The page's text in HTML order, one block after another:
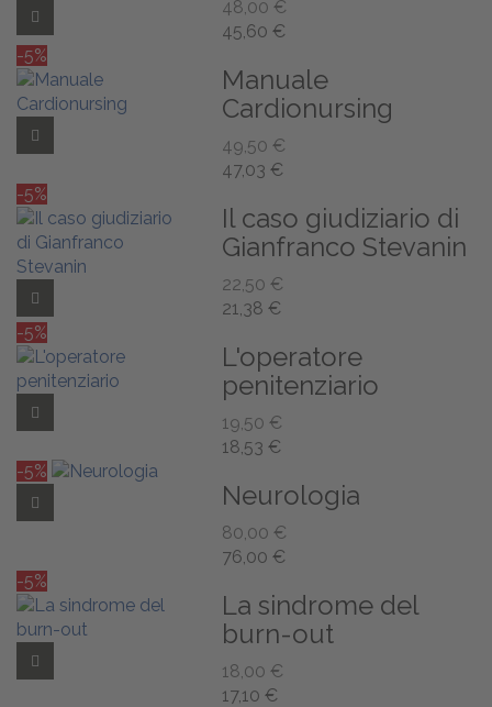
48,00 €
45,60 €
-5%
Manuale
Cardionursing
49,50 €
47,03 €
-5%
Il caso giudiziario di
Gianfranco Stevanin
22,50 €
21,38 €
-5%
L'operatore
penitenziario
19,50 €
18,53 €
-5%
Neurologia
80,00 €
76,00 €
-5%
La sindrome del
burn-out
18,00 €
17,10 €